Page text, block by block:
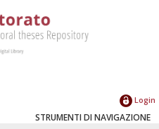
Login
STRUMENTI DI NAVIGAZIONE